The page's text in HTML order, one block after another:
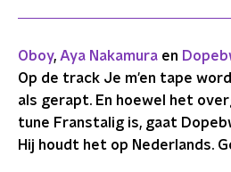
Oboy, Aya Nakamura en
Op de track Je m'en tape
als gerapt. En hoewel het
tune Franstalig is, gaat
Hij houdt het op Nederlands.